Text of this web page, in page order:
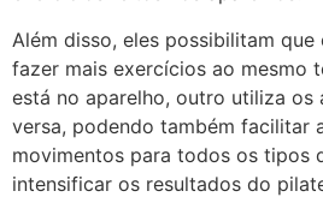
Além disso, eles possibilitam que
fazer mais exercícios ao mesmo
está no aparelho, outro utiliza os
versa, podendo também facilitar
movimentos para todos os tipos
intensificar os resultados do